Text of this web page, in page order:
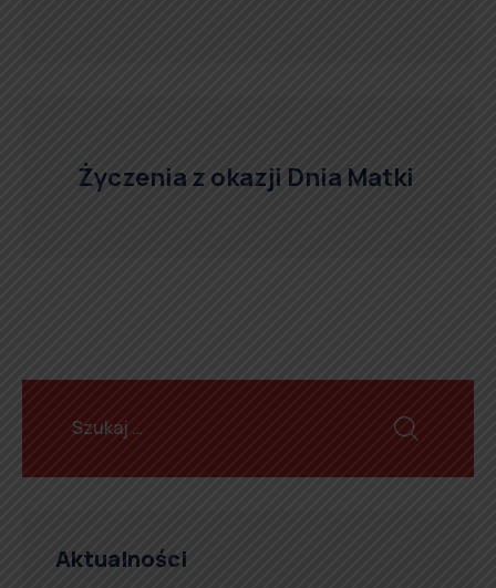
Życzenia z okazji Dnia Matki
Aktualności